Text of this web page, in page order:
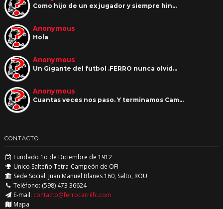
Como hijo de un ex jugador y siempre hin…
Anonymous
Hola
Anonymous
Un Gigante del futbol .FERRO nunca olvid…
Anonymous
Cuantas veces nos paso. Y terminamos Cam…
CONTACTO
Fundado 1o de Diciembre de 1912
Unico Salteño Tetra-Campeón de OFI
Sede Social: Juan Manuel Blanes 160, Salto, ROU
Teléfono: (598) 473 36624
E-mail: contacto@ferrocarrilfc.com
Mapa